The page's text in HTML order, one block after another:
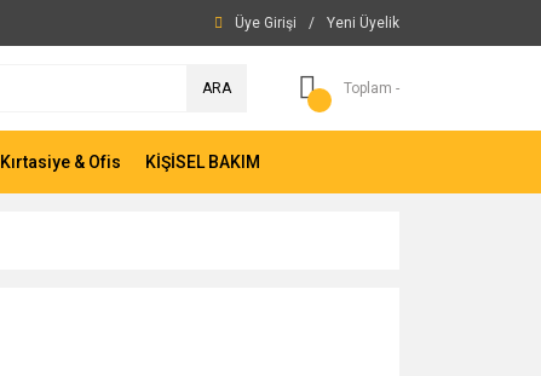
Üye Girişi / Yeni Üyelik
ARA Toplam -
Kırtasiye & Ofis KİŞİSEL BAKIM